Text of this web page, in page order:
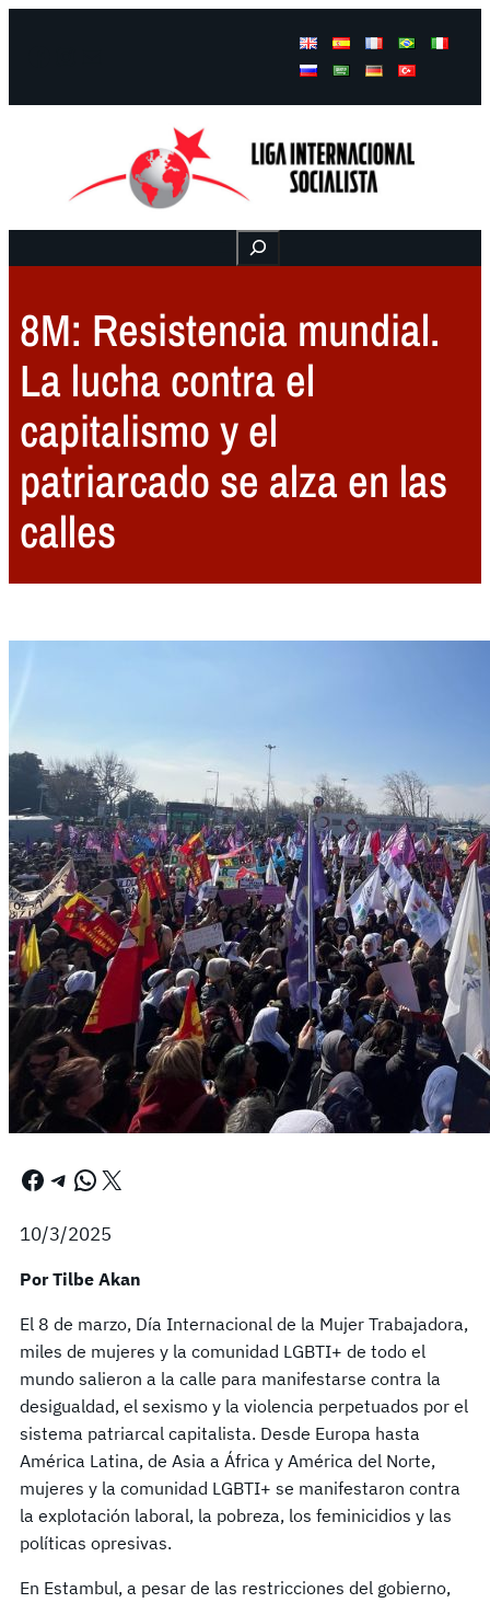
Buscar
8M: Resistencia mundial.
La lucha contra el
capitalismo y el
patriarcado se alza en las
calles
Facebook Telegram WhatsApp X
10/3/2025
Por Tilbe Akan
El 8 de marzo, Día Internacional de la Mujer Trabajadora,
miles de mujeres y la comunidad LGBTI+ de todo el
mundo salieron a la calle para manifestarse contra la
desigualdad, el sexismo y la violencia perpetuados por el
sistema patriarcal capitalista. Desde Europa hasta
América Latina, de Asia a África y América del Norte,
mujeres y la comunidad LGBTI+ se manifestaron contra
la explotación laboral, la pobreza, los feminicidios y las
políticas opresivas.
En Estambul, a pesar de las restricciones del gobierno,